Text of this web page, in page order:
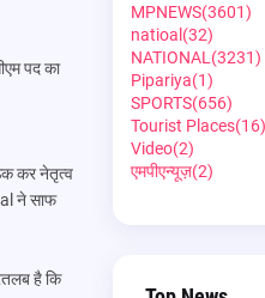
पद का
कर नेतृत्व
ने साफ
है कि
MPNEWS(3601)
natioal (32)
NATIONAL (3231)
Pipariya(1)
SPORTS(656)
Tourist Places(16)
Video(2)
एमपीएन्यूज़(2)